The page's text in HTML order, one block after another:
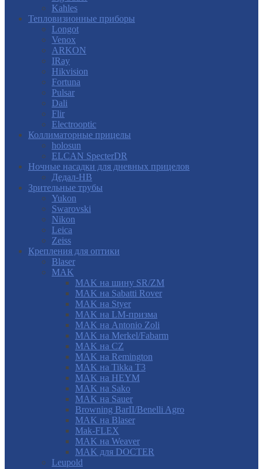
Kahles
Тепловизионные приборы
Longot
Venox
ARKON
IRay
Hikvision
Fortuna
Pulsar
Dali
Flir
Electrooptic
Коллиматорные прицелы
holosun
ELCAN SpecterDR
Ночные насадки для дневных прицелов
Дедал-НВ
Зрительные трубы
Yukon
Swarovski
Nikon
Leica
Zeiss
Крепления для оптики
Blaser
MAK
MAK на шину SR/ZM
MAK на Sabatti Rover
MAK на Styer
MAK на LM-призма
MAK на Antonio Zoli
MAK на Merkel/Fabarm
MAK на CZ
MAK на Remington
MAK на Tikka T3
MAK на HEYM
MAK на Sako
MAK на Sauer
Browning BarII/Benelli Agro
MAK на Blaser
Mak-FLEX
MAK на Weaver
MAK для DOCTER
Leupold